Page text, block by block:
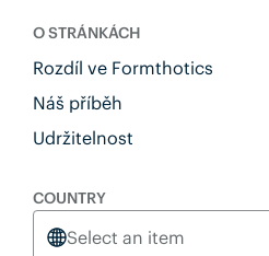
O STRÁNKÁCH
Rozdíl ve Formthotics
Náš příběh
Udržitelnost
COUNTRY
Select an item